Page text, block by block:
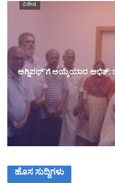
ವಿಶೇಷ
ಅಗ್ನಿಪಥ್’ಗೆ ಆಯ್ಕೆಯಾದ ಅಭಿತ್:
ಹೊಸ ಸುದ್ದಿಗಳು